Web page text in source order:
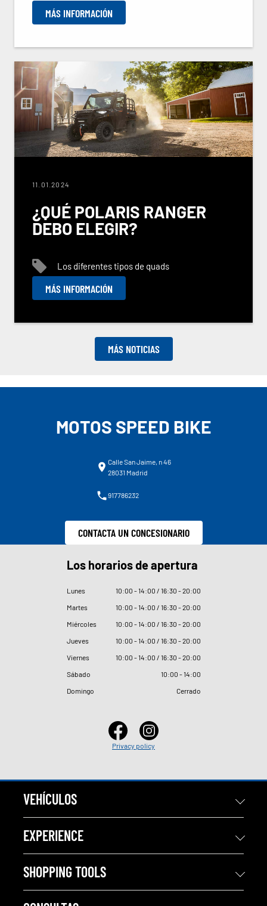
MÁS INFORMACIÓN
11.01.2024
¿QUÉ POLARIS RANGER
DEBO ELEGIR?
Los diferentes tipos de quads
MÁS INFORMACIÓN
MÁS NOTICIAS
MOTOS SPEED BIKE
Calle San Jaime, n 46
28031 Madrid
917786232
CONTACTA UN CONCESIONARIO
Los horarios de apertura
Lunes 10:00 - 14:00 / 16:30 - 20:00
Martes
10:00 - 14:00 / 16:30 - 20:00
Miércoles
10:00 - 14:00 / 16:30 - 20:00
Jueves
10:00 - 14:00 / 16:30 - 20:00
Viernes
10:00 - 14:00 / 16:30 - 20:00
Sábado
10:00 - 14:00
Domingo
Cerrado
Privacy policy
VEHÍCULOS
EXPERIENCE
SHOPPING TOOLS